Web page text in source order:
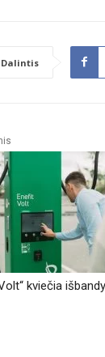
Dalintis
kviečia